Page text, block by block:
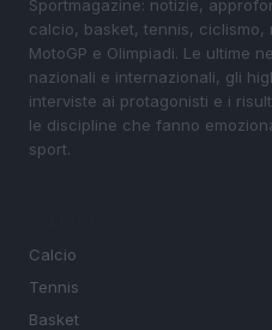
Sportmagazine: notizie,
calcio, basket, tennis, ciclismo,
MotoGP e Olimpiadi. Le ultime
nazionali e internazionali, gli
interviste ai protagonisti e i
le discipline che fanno
sport.
Calcio
Tennis
Basket